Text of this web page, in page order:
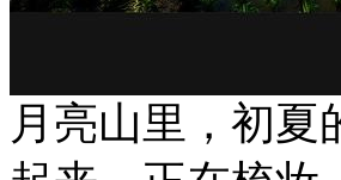
月亮山里，初